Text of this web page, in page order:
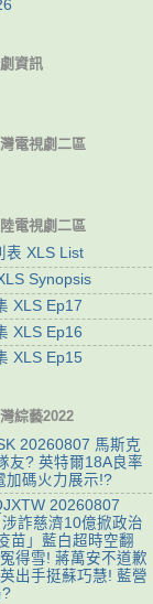
資訊
電視劇二區
電視劇二區
表 XLS List
Synopsis
XLS Ep17
XLS Ep16
XLS Ep15
綜藝2022
20260807 馬斯克
友? 英特爾18A良率
加碼火力展示!?
20260807
涉詐慈濟10億掀政治
苗」藍白超時空翻
得雪! 蔣萬安不道歉
出手挺蘇巧慧! 藍營
?